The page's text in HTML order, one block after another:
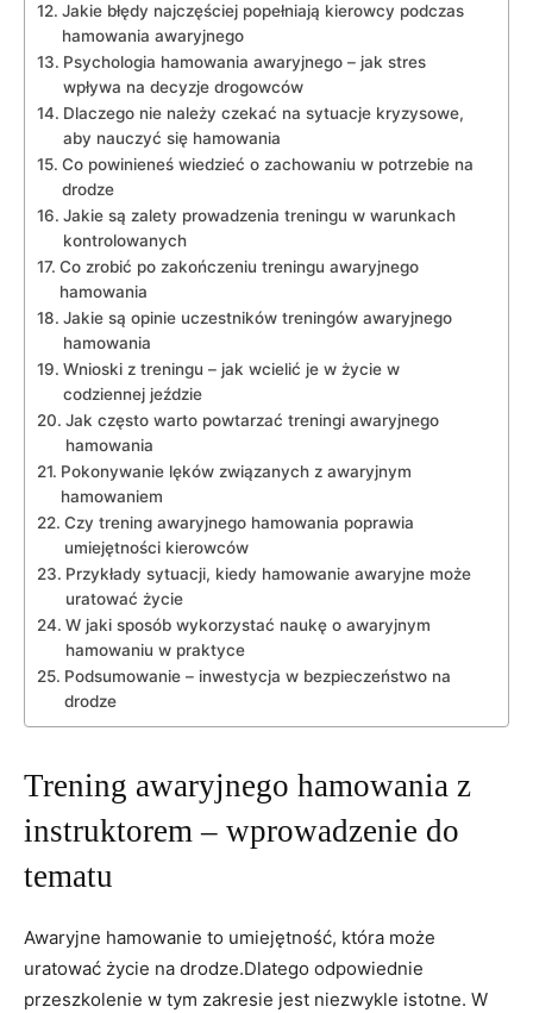
Jakie błędy najczęściej ​popełniają kierowcy podczas
‍hamowania awaryjnego
Psychologia hamowania⁤ awaryjnego – jak stres
wpływa na decyzje drogowców
Dlaczego nie należy czekać na sytuacje kryzysowe,
‍aby nauczyć się hamowania
Co powinieneś wiedzieć o zachowaniu w potrzebie na
drodze
Jakie są zalety⁤ prowadzenia treningu w ⁤warunkach
kontrolowanych
Co zrobić po zakończeniu treningu ​awaryjnego
hamowania
Jakie są opinie uczestników ​treningów awaryjnego
hamowania
Wnioski ‍z treningu – jak wcielić ⁣je w życie w
codziennej jeździe
Jak często warto powtarzać treningi awaryjnego
hamowania
Pokonywanie lęków związanych z awaryjnym
hamowaniem
Czy⁣ trening awaryjnego hamowania‌ poprawia
umiejętności kierowców
Przykłady ⁤sytuacji, kiedy hamowanie⁣ awaryjne może
uratować życie
W⁣ jaki⁤ sposób wykorzystać⁢ naukę o ⁢awaryjnym
hamowaniu w praktyce
Podsumowanie – inwestycja ⁢w bezpieczeństwo na
drodze
Trening awaryjnego hamowania z
instruktorem – wprowadzenie do
tematu
Awaryjne hamowanie to umiejętność, ⁤która​ może
uratować życie‌ na drodze.Dlatego odpowiednie‍
przeszkolenie w tym zakresie ⁣jest niezwykle istotne. W